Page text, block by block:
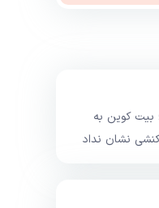
بیت کوین به